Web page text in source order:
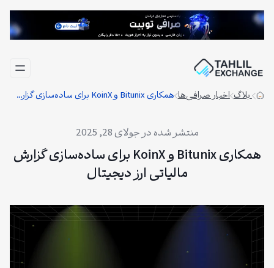
رفتن
بلاگ اخبار صرافی‌ها همکاری Bitunix و KoinX برای ساده‌سازی گزارش مالیاتی ارز دیجیتال
جولای 28, 2025
همکاری Bitunix و KoinX برای ساده‌سازی گزارش
مالیاتی ارز دیجیتال